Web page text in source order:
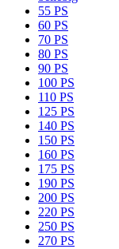
55 PS
60 PS
70 PS
80 PS
90 PS
100 PS
110 PS
125 PS
140 PS
150 PS
160 PS
175 PS
190 PS
200 PS
220 PS
250 PS
270 PS